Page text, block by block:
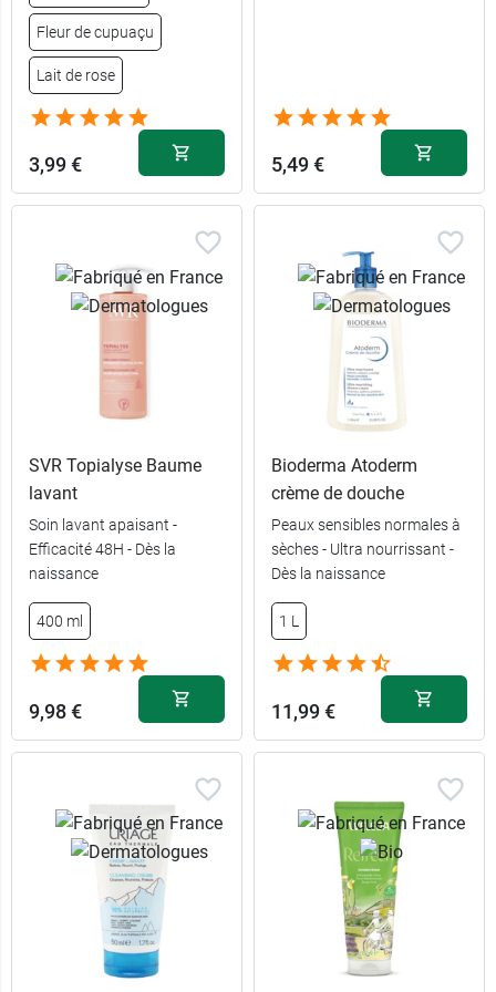
750 ml 8,49 €
Fleur de cupuaçu
Lait de rose
3,99 €
Fleur de
Lait
d'amandier
Fleur de
cupuaçu
5,49 €
SVR Topialyse Baume
lavant
Soin lavant apaisant -
Efficacité 48H - Dès la
naissance
400 ml
9,98 €
Bioderma Atoderm
crème de douche
Peaux sensibles normales à
sèches - Ultra nourrissant -
Dès la naissance
1 L
11,99 €